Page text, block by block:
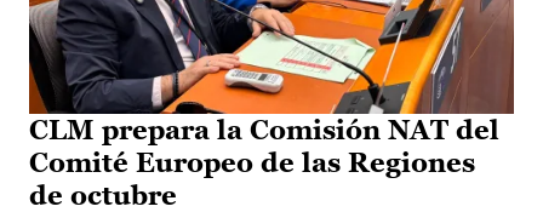
CLM prepara la Comisión NAT del
Comité Europeo de las Regiones
de octubre